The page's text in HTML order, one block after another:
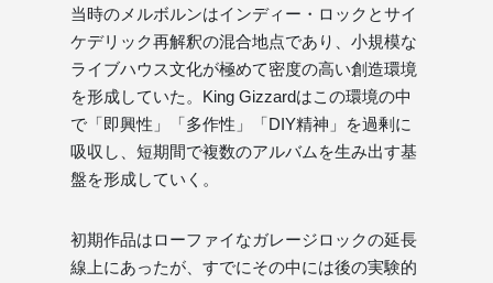
当時のメルボルンはインディー・ロックとサイ
ケデリック再解釈の混合地点であり、小規模な
ライブハウス文化が極めて密度の高い創造環境
を形成していた。King Gizzardはこの環境の中
で「即興性」「多作性」「DIY精神」を過剰に
吸収し、短期間で複数のアルバムを生み出す基
盤を形成していく。
初期作品はローファイなガレージロックの延長
線上にあったが、すでにその中には後の実験的